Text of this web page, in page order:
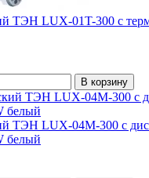
ТЭН LUX-01T-300 с
В корзину
ТЭН LUX-04М-300 с
белый